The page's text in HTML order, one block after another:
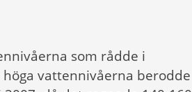
som rådde i
vattennivåerna berodde